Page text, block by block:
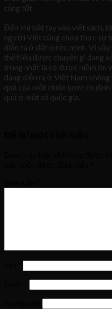
càng tốt.
Đến khi bắt tay vào viết sách,
người Việt cũng chưa thực sự
diễn ra ở đất nước mình. Vì
thể hiểu được chuyện gì đang
trọng nhất là có được niềm tin
đang diễn ra ở Việt Nam không
quả của một chiến lược có
quả ở một số quốc gia.